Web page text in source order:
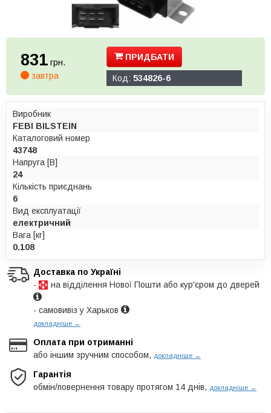
831 грн.
завтра
ПРИДБАТИ
Код: 534826-6
Виробник
FEBI BILSTEIN
Каталоговий номер
43748
Напруга [В]
24
Кількість приєднань
6
Вид експлуатації
електричний
Вага [кг]
0.108
Доставка по Україні
-
на відділення Нової Пошти або кур'єром до дверей
- самовивіз у Харьков
докладніше →
Оплата при отриманні
або іншим зручним способом, докладніше →
Гарантія
обмін/повернення товару протягом 14 днів, докладніше →